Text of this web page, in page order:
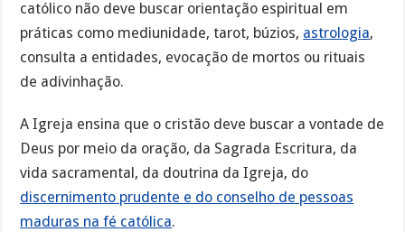
católico não deve buscar orientação espiritual em
práticas como mediunidade, tarot, búzios, astrologia,
consulta a entidades, evocação de mortos ou rituais
de adivinhação.
A Igreja ensina que o cristão deve buscar a vontade de
Deus por meio da oração, da Sagrada Escritura, da
vida sacramental, da doutrina da Igreja, do
discernimento prudente e do conselho de pessoas
maduras na fé católica.